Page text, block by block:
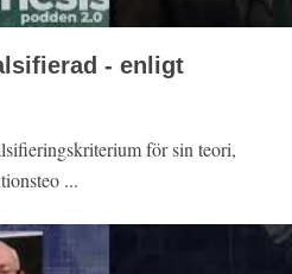
- enligt
för sin teori,
...